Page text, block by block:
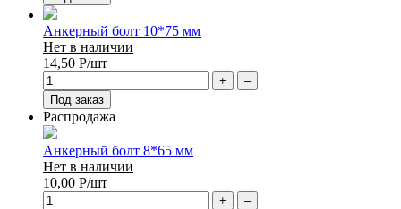
Анкерный болт 10*75 мм
Нет в наличии
14,50 Р/шт
+
–
Под заказ
Распродажа
Анкерный болт 8*65 мм
Нет в наличии
10,00 Р/шт
+
–